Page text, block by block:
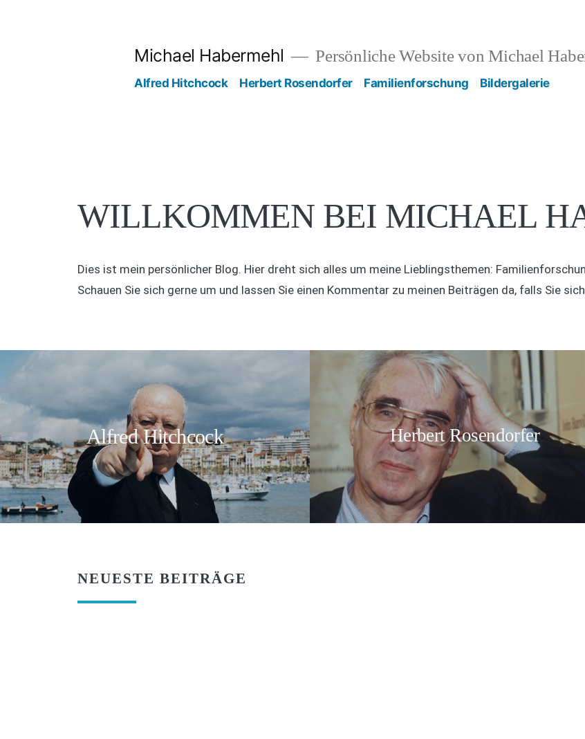
Michael Habermehl Persönliche Website von Michael
Alfred Hitchcock Herbert Rosendorfer Familienforschung Bildergalerie
WILLKOMMEN BEI MICHAEL
Dies ist mein persönlicher Blog. Hier dreht sich alles um meine Lieblingsthemen:
Schauen Sie sich gerne um und lassen Sie einen Kommentar zu meinen Beiträgen da, falls Sie
Alfred Hitchcock Herbert Rosendorfer
NEUESTE BEITRÄGE